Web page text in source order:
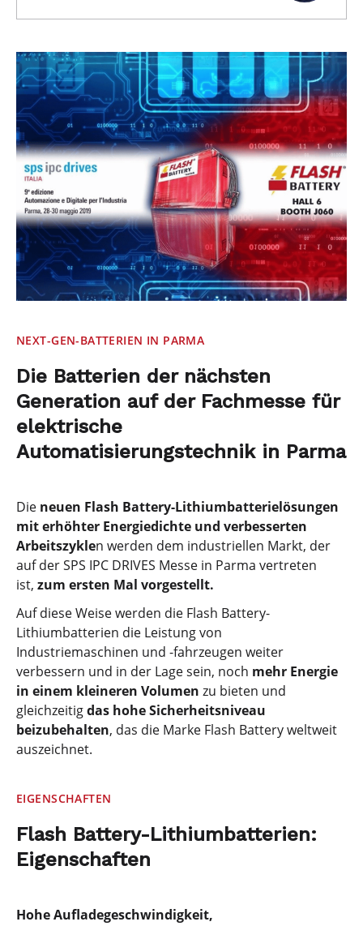
NEXT-GEN-BATTERIEN IN PARMA
Die Batterien der nächsten
Generation auf der Fachmesse für
elektrische
Automatisierungstechnik in Parma
Die neuen Flash Battery-Lithiumbatterielösungen
mit erhöhter Energiedichte und verbesserten
Arbeitszyklen werden dem industriellen Markt, der
auf der SPS IPC DRIVES Messe in Parma vertreten
ist, zum ersten Mal vorgestellt.
Auf diese Weise werden die Flash Battery-
Lithiumbatterien die Leistung von
Industriemaschinen und -fahrzeugen weiter
verbessern und in der Lage sein, noch mehr Energie
in einem kleineren Volumen zu bieten und
gleichzeitigdas hohe Sicherheitsniveau
beizubehalten, das die Marke Flash Battery weltweit
auszeichnet.
EIGENSCHAFTEN
Flash Battery-Lithiumbatterien:
Eigenschaften
Hohe Aufladegeschwindigkeit,